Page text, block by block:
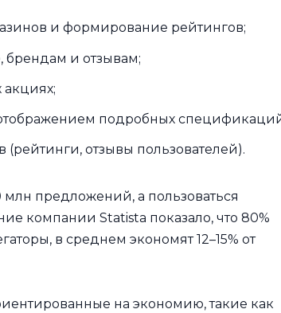
и формирование рейтингов;
брендам и отзывам;
подробных
отзывы пользователей).
предложений, а пользоваться
компании Statista показало, что 80%
в среднем экономят 12–15% от
на экономию, такие как